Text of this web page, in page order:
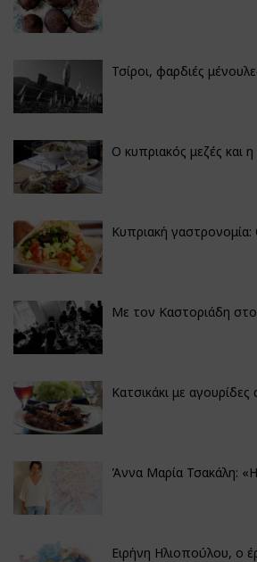
Τσίροι, φαρδιές
Ο κυπριακός μεζές και
Κυπριακή γαστρονομία:
Με τον Καστοριάδη
Κατσικάκι με
Άννα Μαρία Τσακάλη:
Ειρήνη Ηλιοπούλου, ο